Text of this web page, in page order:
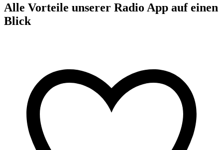
Alle Vorteile unserer Radio App auf einen
Blick